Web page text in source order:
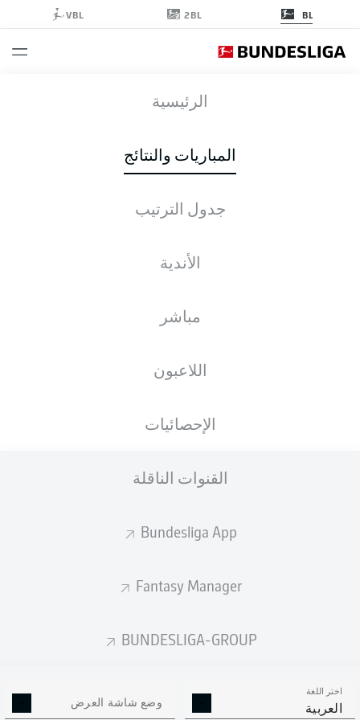
BL
2BL
VBL
الرئيسية
المباريات والنتائج
جدول الترتيب
الأندية
مباشر
اللاعبون
الإحصائيات
القنوات الناقلة
Bundesliga App
Fantasy Manager
BUNDESLIGA-GROUP
اختر اللغة
العربية وضع شاشة العرض
الأخبار التشكيلات الإحصائيات
0